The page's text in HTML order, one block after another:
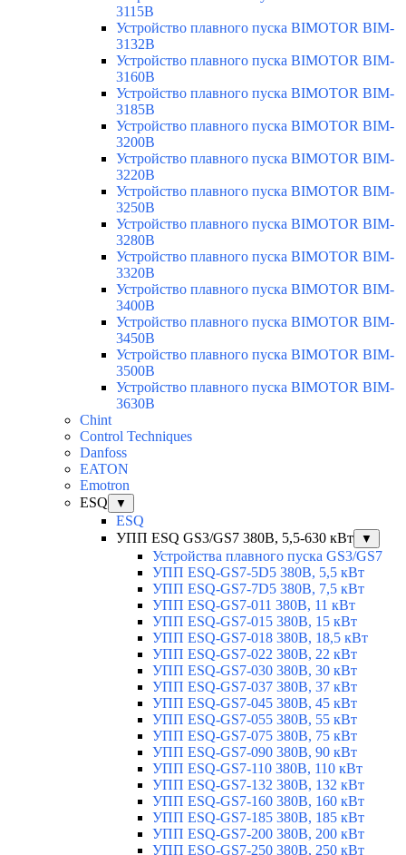
3115B
Устройство плавного пуска BIMOTOR BIM-
3132B
Устройство плавного пуска BIMOTOR BIM-
3160B
Устройство плавного пуска BIMOTOR BIM-
3185B
Устройство плавного пуска BIMOTOR BIM-
3200B
Устройство плавного пуска BIMOTOR BIM-
3220B
Устройство плавного пуска BIMOTOR BIM-
3250B
Устройство плавного пуска BIMOTOR BIM-
3280B
Устройство плавного пуска BIMOTOR BIM-
3320B
Устройство плавного пуска BIMOTOR BIM-
3400B
Устройство плавного пуска BIMOTOR BIM-
3450B
Устройство плавного пуска BIMOTOR BIM-
3500B
Устройство плавного пуска BIMOTOR BIM-
3630B
Chint
Control Techniques
Danfoss
EATON
Emotron
ESQ
▼
ESQ
УПП ESQ GS3/GS7 380В, 5,5-630 кВт
▼
Устройства плавного пуска GS3/GS7
УПП ESQ-GS7-5D5 380В, 5,5 кВт
УПП ESQ-GS7-7D5 380В, 7,5 кВт
УПП ESQ-GS7-011 380В, 11 кВт
УПП ESQ-GS7-015 380В, 15 кВт
УПП ESQ-GS7-018 380В, 18,5 кВт
УПП ESQ-GS7-022 380В, 22 кВт
УПП ESQ-GS7-030 380В, 30 кВт
УПП ESQ-GS7-037 380В, 37 кВт
УПП ESQ-GS7-045 380В, 45 кВт
УПП ESQ-GS7-055 380В, 55 кВт
УПП ESQ-GS7-075 380В, 75 кВт
УПП ESQ-GS7-090 380В, 90 кВт
УПП ESQ-GS7-110 380В, 110 кВт
УПП ESQ-GS7-132 380В, 132 кВт
УПП ESQ-GS7-160 380В, 160 кВт
УПП ESQ-GS7-185 380В, 185 кВт
УПП ESQ-GS7-200 380В, 200 кВт
УПП ESQ-GS7-250 380В, 250 кВт